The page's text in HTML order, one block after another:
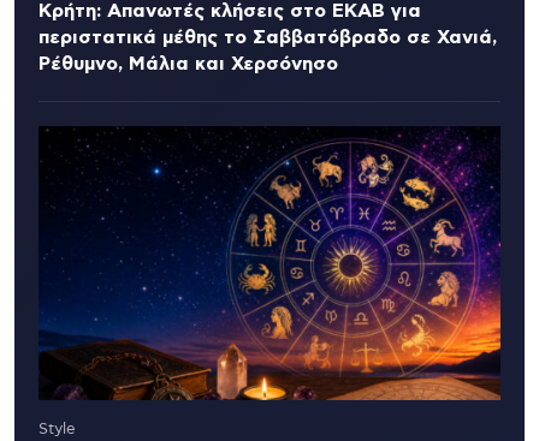
Κρήτη: Απανωτές κλήσεις στο ΕΚΑΒ για
περιστατικά μέθης το Σαββατόβραδο σε Χανιά,
Ρέθυμνο, Μάλια και Χερσόνησο
Style